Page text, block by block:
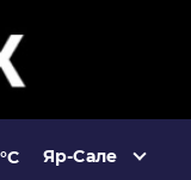
°C Яр-Сале